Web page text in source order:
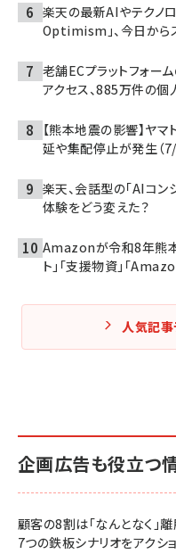
楽天の最新AIやテクノ
Optimism」、今日から
老舗ECプラットフォー
アクセス、885万件の
【熊本地震の影響】ヤ
延や集配停止が発生（
楽天、会話型の「AIコン
体験をどう変えた？
Amazonが令和8年熊本
ト」「支援物資」「
人気記事
企画広告も役立つ
顧客の8割は「なんとなく」
7つの鉄板シナリオをアクシ